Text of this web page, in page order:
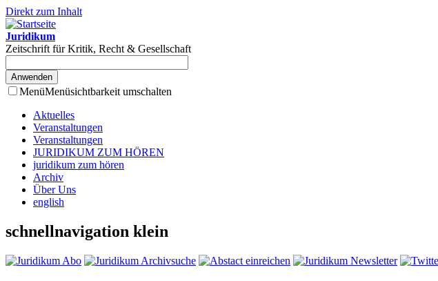
Direkt zum Inhalt
Juridikum
Zeitschrift für Kritik, Recht & Gesellschaft
MenüMenüsichtbarkeit umschalten
Aktuelles
Veranstaltungen
Veranstaltungen
JURIDIKUM ZUM HÖREN
juridikum zum hören
Archiv
Über Uns
english
schnellnavigation klein